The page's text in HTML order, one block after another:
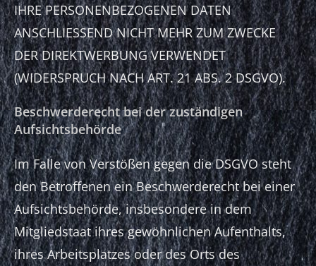
IHRE PERSONENBEZOGENEN DATEN
ANSCHLIESSEND NICHT MEHR ZUM ZWECKE
DER DIREKTWERBUNG VERWENDET
(WIDERSPRUCH NACH ART. 21 ABS. 2 DSGVO).
Beschwerde­recht bei der zuständigen
Aufsichts­behörde
Im Falle von Verstößen gegen die DSGVO steht
den Betroffenen ein Beschwerderecht bei einer
Aufsichtsbehörde, insbesondere in dem
Mitgliedstaat ihres gewöhnlichen Aufenthalts,
ihres Arbeitsplatzes oder des Orts des